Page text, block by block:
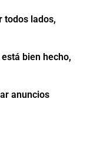
todos lados,
bien hecho,
anuncios